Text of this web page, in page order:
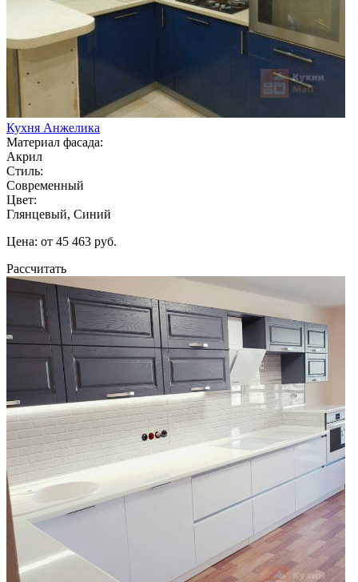
Кухня Анжелика
Материал фасада:
Акрил
Стиль:
Современный
Цвет:
Глянцевый, Синий
Цена: от 45 463 руб.
Рассчитать